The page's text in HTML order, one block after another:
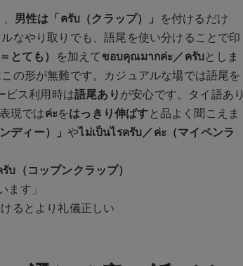
、 男性は「ครับ（クラップ）」 を付けるだけ
なやり取りでも、語尾を使い分けることで印
とても） を加えてขอบคุณมากค่ะ／ครับとしま
の形が無難です。カジュアルな場では語尾を
ビス利用時は語尾ありが安心です。タイ語あり
現ではค่ะをはっきり伸ばすと品よく聞こえま
ディー）」やไม่เป็นไรครับ／ค่ะ（マイペンラ
（コップンクラップ）
ます」
るとより礼儀正しい